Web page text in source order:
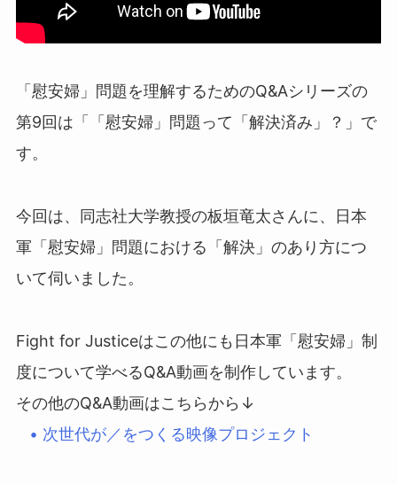
「慰安婦」問題を理解するためのQ&Aシリーズの
第9回は「「慰安婦」問題って「解決済み」？ 」で
す。
今回は、同志社大学教授の板垣竜太さんに、日本
軍「慰安婦」問題における「解決」のあり方につ
いて伺いました。
Fight for Justiceはこの他にも日本軍「慰安婦」制
度について学べるQ&A動画を制作しています。
その他のQ&A動画はこちらから↓
• 次世代が／をつくる映像プロジェクト